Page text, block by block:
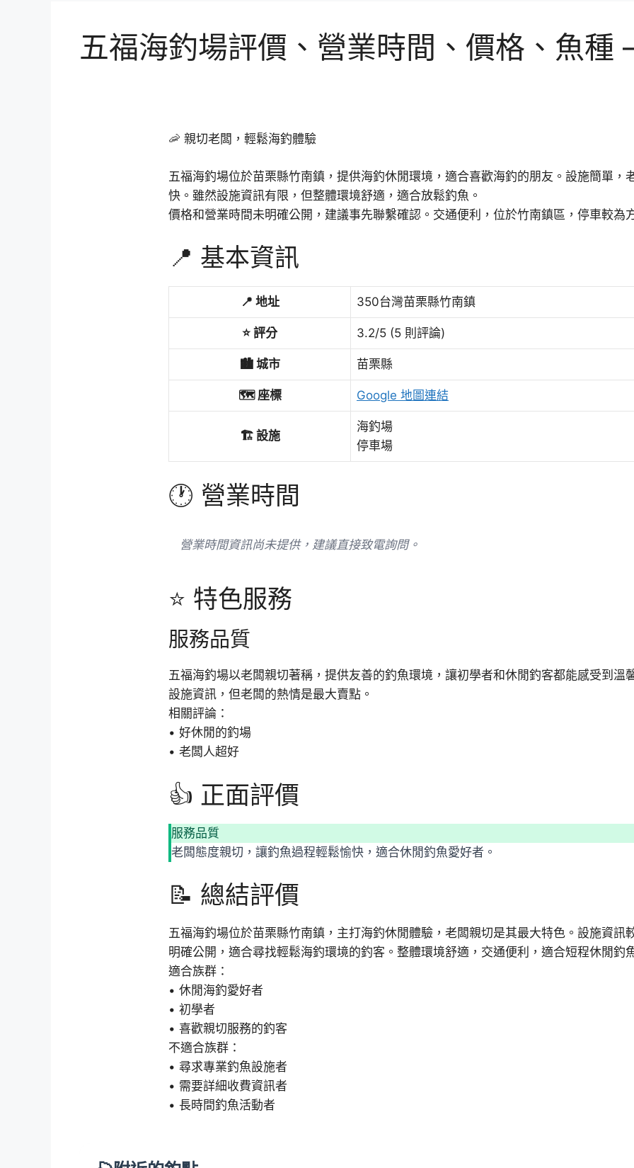
五福海釣場評價、營業時間、價格、魚種
🦐 親切老闆，輕鬆海釣體驗
五福海釣場位於苗栗縣竹南鎮，提供海釣休閒環境，適合喜歡海釣的朋友。設施簡單，
快。雖然設施資訊有限，但整體環境舒適，適合放鬆釣魚。
價格和營業時間未明確公開，建議事先聯繫確認。交通便利，位於竹南鎮區，停車較為
📍 基本資訊
📍 地址 350台灣苗栗縣竹南鎮
⭐ 評分 3.2/5 (5 則評論)
🏙️ 城市 苗栗縣
🗺️ 座標 Google 地圖連結
🏗️ 設施
海釣場
停車場
🕐 營業時間
營業時間資訊尚未提供，建議直接致電詢問。
⭐ 特色服務
服務品質
五福海釣場以老闆親切著稱，提供友善的釣魚環境，讓初學者和休閒釣客都能感受到溫
設施資訊，但老闆的熱情是最大賣點。
相關評論：
• 好休閒的釣場
• 老闆人超好
👍 正面評價
服務品質
老闆態度親切，讓釣魚過程輕鬆愉快，適合休閒釣魚愛好者。
📝 總結評價
五福海釣場位於苗栗縣竹南鎮，主打海釣休閒體驗，老闆親切是其最大特色。設施資訊
明確公開，適合尋找輕鬆海釣環境的釣客。整體環境舒適，交通便利，適合短程休閒釣
適合族群：
• 休閒海釣愛好者
• 初學者
• 喜歡親切服務的釣客
不適合族群：
• 尋求專業釣魚設施者
• 需要詳細收費資訊者
• 長時間釣魚活動者